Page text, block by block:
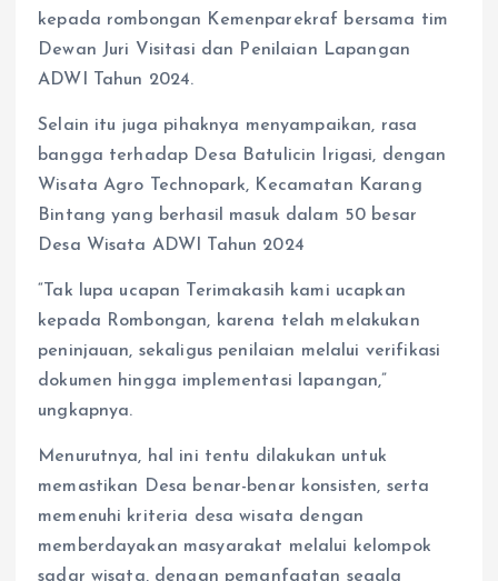
kepada rombongan Kemenparekraf bersama tim
Dewan Juri Visitasi dan Penilaian Lapangan
ADWI Tahun 2024.
Selain itu juga pihaknya menyampaikan, rasa
bangga terhadap Desa Batulicin Irigasi, dengan
Wisata Agro Technopark, Kecamatan Karang
Bintang yang berhasil masuk dalam 50 besar
Desa Wisata ADWI Tahun 2024
“Tak lupa ucapan Terimakasih kami ucapkan
kepada Rombongan, karena telah melakukan
peninjauan, sekaligus penilaian melalui verifikasi
dokumen hingga implementasi lapangan,”
ungkapnya.
Menurutnya, hal ini tentu dilakukan untuk
memastikan Desa benar-benar konsisten, serta
memenuhi kriteria desa wisata dengan
memberdayakan masyarakat melalui kelompok
sadar wisata, dengan pemanfaatan segala